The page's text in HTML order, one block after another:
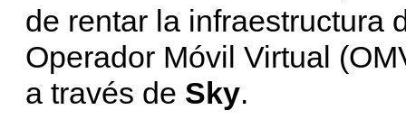
de rentar la infraestructura
Operador Móvil Virtual
a través de Sky.